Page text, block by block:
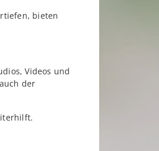
bieten
Videos und
der